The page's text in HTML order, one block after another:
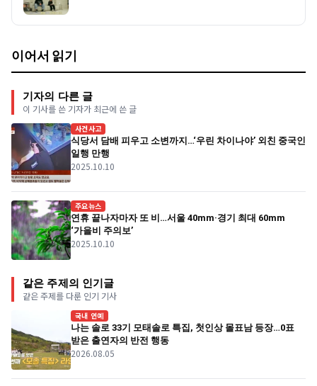
이어서 읽기
기자의 다른 글
이 기사를 쓴 기자가 최근에 쓴 글
사건사고
식당서 담배 피우고 소변까지…‘우린 차이나야’ 외친 중국인
일행 만행
2025.10.10
주요뉴스
연휴 끝나자마자 또 비…서울 40mm·경기 최대 60mm
‘가을비 주의보’
2025.10.10
같은 주제의 인기글
같은 주제를 다룬 인기 기사
국내 연예
나는 솔로 33기 모태솔로 특집, 첫인상 몰표남 등장…0표
받은 출연자의 반전 행동
2026.08.05